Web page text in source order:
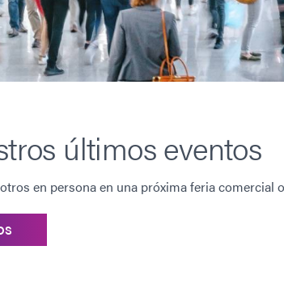
últimos eventos
en persona en una próxima feria comercial